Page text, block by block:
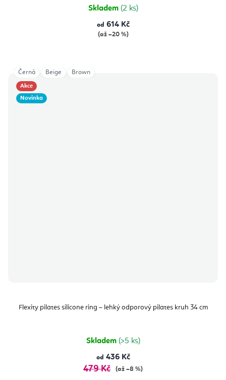
Skladem (2 ks)
od 614 Kč
(až –20 %)
Akce
Novinka
Flexity pilates silicone ring – lehký odporový pilates kruh 34 cm
Skladem (>5 ks)
od 436 Kč
479 Kč (až –8 %)
Černá Beige Brown